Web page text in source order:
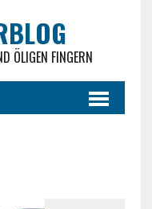
ÖLIGEN FINGERN